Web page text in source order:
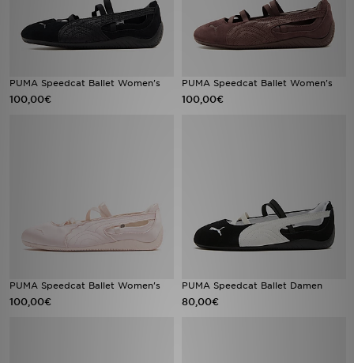
PUMA Speedcat Ballet Women's
100,00€
PUMA Speedcat Ballet Women's
100,00€
PUMA Speedcat Ballet Women's
100,00€
PUMA Speedcat Ballet Damen
80,00€
Hilfe & Kontakt